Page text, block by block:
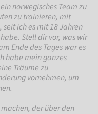
norwegisches Team zu
zu trainieren, mit
ich es mit 18 Jahren
Stell dir vor, was wir
Ende des Tages war es
habe mein ganzes
Träume zu
vornehmen, um
der über den